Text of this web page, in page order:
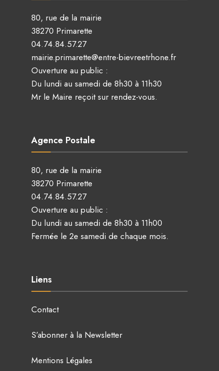
80, rue de la mairie
38270 Primarette
04.74.84.57.27
mairie.primarette@entre-bievreetrhone.fr
Ouverture au public :
Du lundi au samedi de 8h30 à 11h30
Mr le Maire reçoit sur rendez-vous.
Agence Postale
80, rue de la mairie
38270 Primarette
04.74.84.57.27
Ouverture au public :
Du lundi au samedi de 8h30 à 11h00
Fermée le 2e samedi de chaque mois.
Liens
Contact
S’abonner à la Newsletter
Mentions Légales